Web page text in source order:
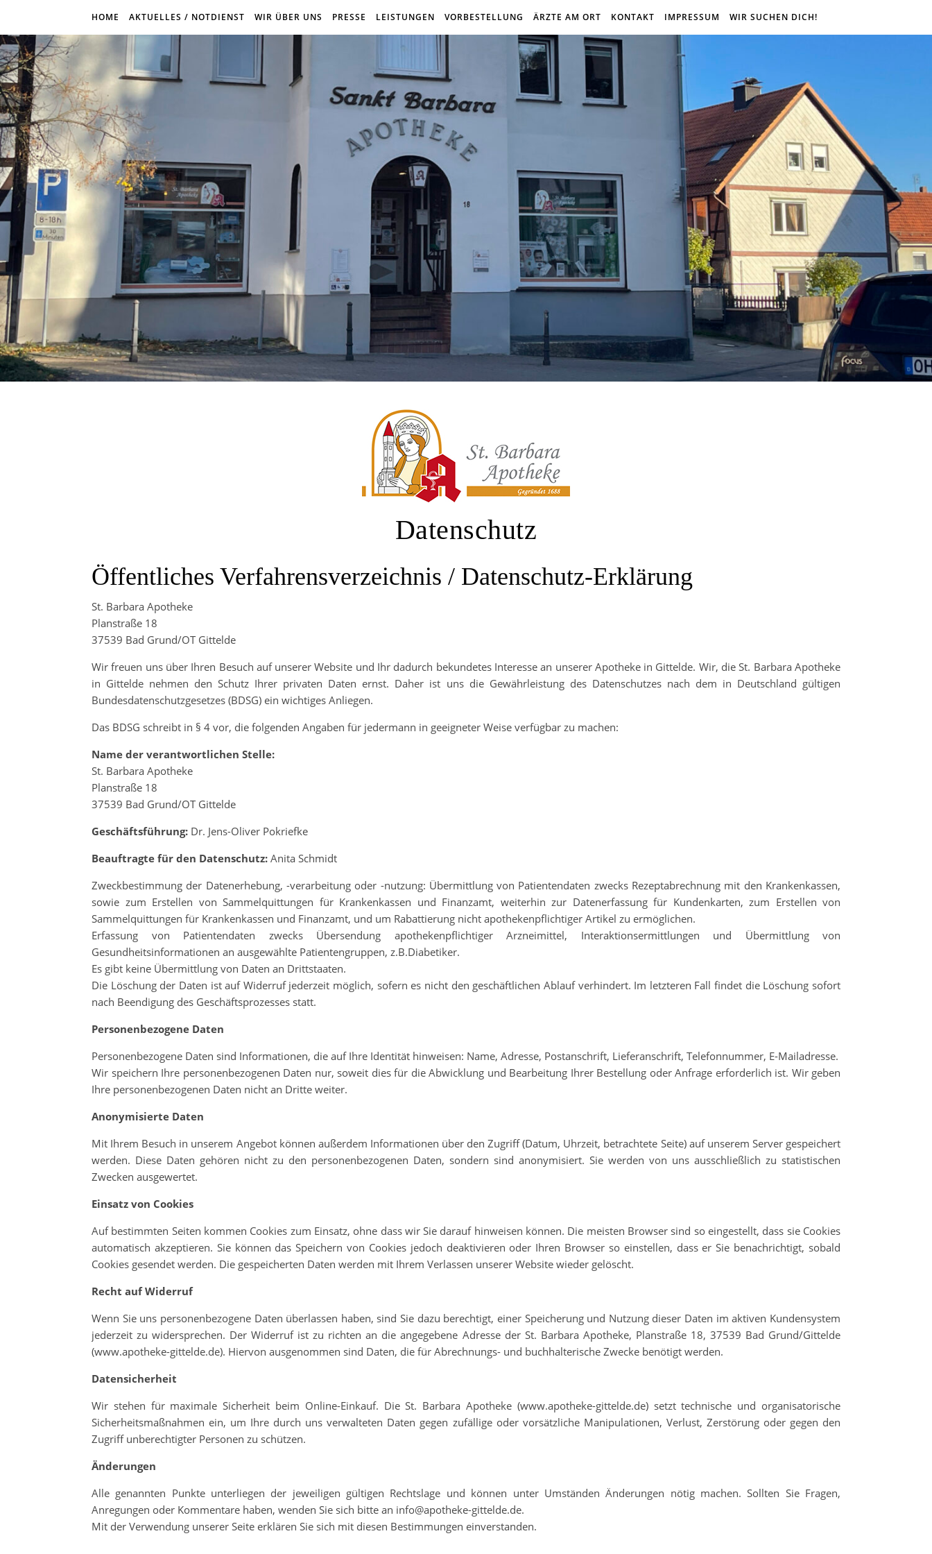
HOME AKTUELLES / NOTDIENST WIR ÜBER UNS PRESSE LEISTUNGEN VORBESTELLUNG ÄRZTE AM ORT KONTAKT IMPRESSUM WIR SUCHEN DICH!
Datenschutz
Öffentliches Verfahrensverzeichnis / Datenschutz-Erklärung
St. Barbara Apotheke
Planstraße 18
37539 Bad Grund/OT Gittelde
Wir freuen uns über Ihren Besuch auf unserer Website und Ihr dadurch bekundetes Interesse an unserer Apotheke in Gittelde. Wir, die St. Barbara Apotheke
in Gittelde nehmen den Schutz Ihrer privaten Daten ernst. Daher ist uns die Gewährleistung des Datenschutzes nach dem in Deutschland gültigen
Bundesdatenschutzgesetzes (BDSG) ein wichtiges Anliegen.
Das BDSG schreibt in § 4 vor, die folgenden Angaben für jedermann in geeigneter Weise verfügbar zu machen:
Name der verantwortlichen Stelle:
St. Barbara Apotheke
Planstraße 18
37539 Bad Grund/OT Gittelde
Geschäftsführung: Dr. Jens-Oliver Pokriefke
Beauftragte für den Datenschutz: Anita Schmidt
Zweckbestimmung der Datenerhebung, -verarbeitung oder -nutzung: Übermittlung von Patientendaten zwecks Rezeptabrechnung mit den Krankenkassen,
sowie zum Erstellen von Sammelquittungen für Krankenkassen und Finanzamt, weiterhin zur Datenerfassung für Kundenkarten, zum Erstellen von
Sammelquittungen für Krankenkassen und Finanzamt, und um Rabattierung nicht apothekenpflichtiger Artikel zu ermöglichen.
Erfassung von Patientendaten zwecks Übersendung apothekenpflichtiger Arzneimittel, Interaktionsermittlungen und Übermittlung von
Gesundheitsinformationen an ausgewählte Patientengruppen, z.B.Diabetiker.
Es gibt keine Übermittlung von Daten an Drittstaaten.
Die Löschung der Daten ist auf Widerruf jederzeit möglich, sofern es nicht den geschäftlichen Ablauf verhindert. Im letzteren Fall findet die Löschung sofort
nach Beendigung des Geschäftsprozesses statt.
Personenbezogene Daten
Personenbezogene Daten sind Informationen, die auf Ihre Identität hinweisen: Name, Adresse, Postanschrift, Lieferanschrift, Telefonnummer, E-Mailadresse.
Wir speichern Ihre personenbezogenen Daten nur, soweit dies für die Abwicklung und Bearbeitung Ihrer Bestellung oder Anfrage erforderlich ist. Wir geben
Ihre personenbezogenen Daten nicht an Dritte weiter.
Anonymisierte Daten
Mit Ihrem Besuch in unserem Angebot können außerdem Informationen über den Zugriff (Datum, Uhrzeit, betrachtete Seite) auf unserem Server gespeichert
werden. Diese Daten gehören nicht zu den personenbezogenen Daten, sondern sind anonymisiert. Sie werden von uns ausschließlich zu statistischen
Zwecken ausgewertet.
Einsatz von Cookies
Auf bestimmten Seiten kommen Cookies zum Einsatz, ohne dass wir Sie darauf hinweisen können. Die meisten Browser sind so eingestellt, dass sie Cookies
automatisch akzeptieren. Sie können das Speichern von Cookies jedoch deaktivieren oder Ihren Browser so einstellen, dass er Sie benachrichtigt, sobald
Cookies gesendet werden. Die gespeicherten Daten werden mit Ihrem Verlassen unserer Website wieder gelöscht.
Recht auf Widerruf
Wenn Sie uns personenbezogene Daten überlassen haben, sind Sie dazu berechtigt, einer Speicherung und Nutzung dieser Daten im aktiven Kundensystem
jederzeit zu widersprechen. Der Widerruf ist zu richten an die angegebene Adresse der St. Barbara Apotheke, Planstraße 18, 37539 Bad Grund/Gittelde
(www.apotheke-gittelde.de). Hiervon ausgenommen sind Daten, die für Abrechnungs- und buchhalterische Zwecke benötigt werden.
Datensicherheit
Wir stehen für maximale Sicherheit beim Online-Einkauf. Die St. Barbara Apotheke (www.apotheke-gittelde.de) setzt technische und organisatorische
Sicherheitsmaßnahmen ein, um Ihre durch uns verwalteten Daten gegen zufällige oder vorsätzliche Manipulationen, Verlust, Zerstörung oder gegen den
Zugriff unberechtigter Personen zu schützen.
Änderungen
Alle genannten Punkte unterliegen der jeweiligen gültigen Rechtslage und können unter Umständen Änderungen nötig machen. Sollten Sie Fragen,
Anregungen oder Kommentare haben, wenden Sie sich bitte an info@apotheke-gittelde.de.
Mit der Verwendung unserer Seite erklären Sie sich mit diesen Bestimmungen einverstanden.